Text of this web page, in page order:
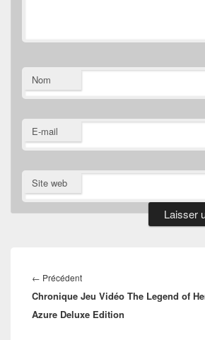
Nom
E-mail
Site web
de
l’article
← PrécédentArticle
précédent :
Chronique Jeu Vidéo The Legend of
Azure Deluxe Edition